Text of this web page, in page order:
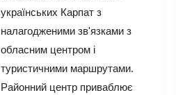
українських Карпат з
налагодженими зв'язками з
обласним центром і
туристичними маршрутами.
Районний центр приваблює